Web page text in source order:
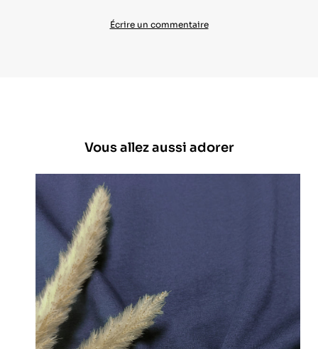
Écrire un commentaire
Vous allez aussi adorer